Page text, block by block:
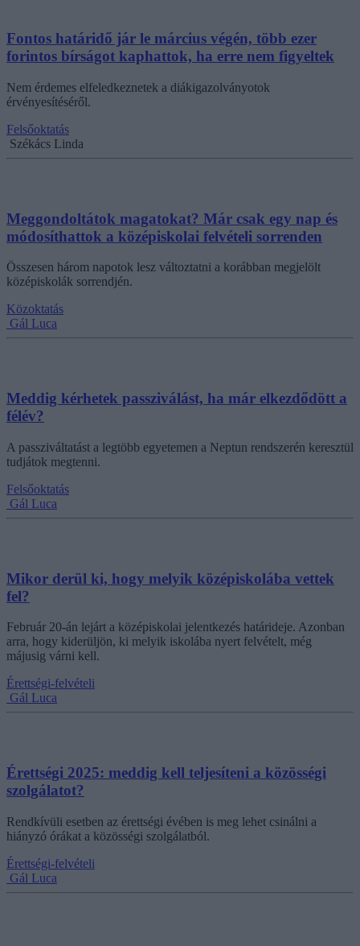
Fontos határidő jár le március végén, több ezer
forintos bírságot kaphattok, ha erre nem figyeltek
Nem érdemes elfeledkeznetek a diákigazolványotok
érvényesítéséről.
Felsőoktatás
Székács Linda
Meggondoltátok magatokat? Már csak egy nap és
módosíthattok a középiskolai felvételi sorrenden
Összesen három napotok lesz változtatni a korábban megjelölt
középiskolák sorrendjén.
Közoktatás
Gál Luca
Meddig kérhetek passziválást, ha már elkezdődött a
félév?
A passziváltatást a legtöbb egyetemen a Neptun rendszerén keresztül
tudjátok megtenni.
Felsőoktatás
Gál Luca
Mikor derül ki, hogy melyik középiskolába vettek
fel?
Február 20-án lejárt a középiskolai jelentkezés határideje. Azonban
arra, hogy kiderüljön, ki melyik iskolába nyert felvételt, még
májusig várni kell.
Érettségi-felvételi
Gál Luca
Érettségi 2025: meddig kell teljesíteni a közösségi
szolgálatot?
Rendkívüli esetben az érettségi évében is meg lehet csinálni a
hiányzó órákat a közösségi szolgálatból.
Érettségi-felvételi
Gál Luca